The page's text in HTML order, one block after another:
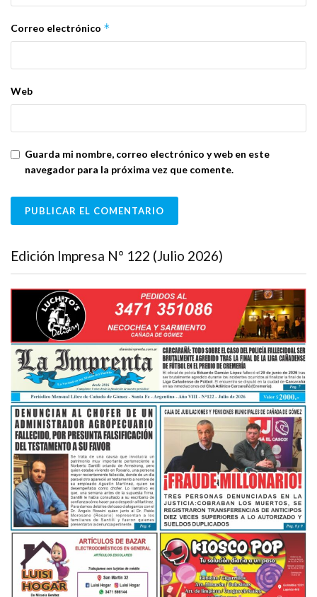
Correo electrónico *
Web
Guarda mi nombre, correo electrónico y web en este
navegador para la próxima vez que comente.
Edición Impresa N° 122 (Julio 2026)